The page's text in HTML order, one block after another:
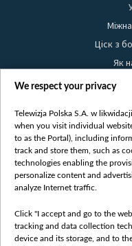
Ціск з
Як
Правілы
We respect your privacy
Telewizja Polska S.A. w
when you visit individual
to as the Portal), including
track and store them, such as
technologies enabling the
personalize content and
analyze Internet traffic.
Click "I accept and go to the
tracking and data collection
device and its storage, and to